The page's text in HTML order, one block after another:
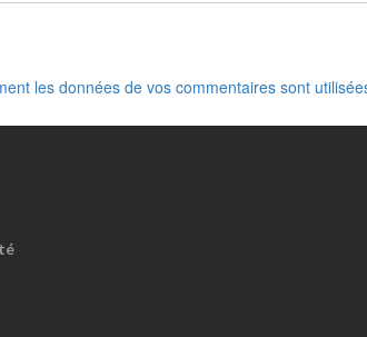
les données de vos commentaires sont